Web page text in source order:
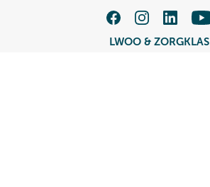
LWOO & ZORGKLAS